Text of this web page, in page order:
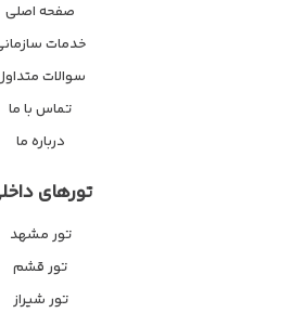
صفحه اصلی
خدمات
سوالات
تماس با ما
درباره ما
تورهای
تور مشهد
تور قشم
تور شیراز